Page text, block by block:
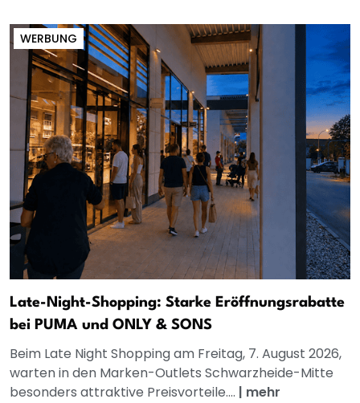
WERBUNG
Late-Night-Shopping: Starke Eröffnungsrabatte
bei PUMA und ONLY & SONS
Beim Late Night Shopping am Freitag, 7. August 2026,
warten in den Marken-Outlets Schwarzheide-Mitte
besonders attraktive Preisvorteile.... | mehr